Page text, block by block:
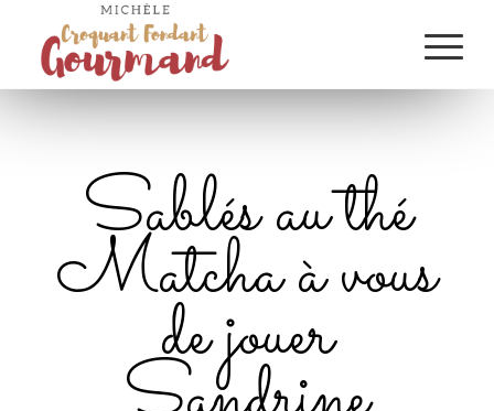
Sablés au thé
Matcha à vous
de jouer